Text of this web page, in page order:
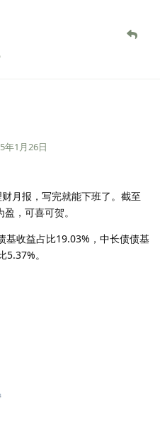
年1月26日
月报，写完就能下班了。截至
，可喜可贺。
基收益占比19.03%，中长债债基
。